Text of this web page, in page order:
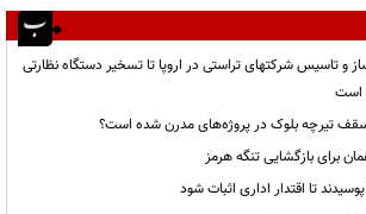
و تاسیس شرکتهای تراستی در اروپا تا تسخیر دستگاه نظارتی
است
سقف تیرچه بلوک در پروژه‌های مدرن شده است؟
برای بازگشایی تنگه هرمز
تا اقتدار اداری اثبات شود